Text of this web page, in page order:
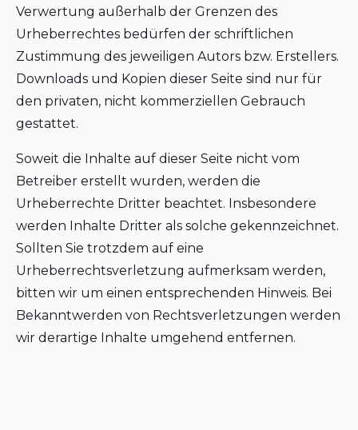
Verwertung außerhalb der Grenzen des
Urheberrechtes bedürfen der schriftlichen
Zustimmung des jeweiligen Autors bzw. Erstellers.
Downloads und Kopien dieser Seite sind nur für
den privaten, nicht kommerziellen Gebrauch
gestattet.
Soweit die Inhalte auf dieser Seite nicht vom
Betreiber erstellt wurden, werden die
Urheberrechte Dritter beachtet. Insbesondere
werden Inhalte Dritter als solche gekennzeichnet.
Sollten Sie trotzdem auf eine
Urheberrechtsverletzung aufmerksam werden,
bitten wir um einen entsprechenden Hinweis. Bei
Bekanntwerden von Rechtsverletzungen werden
wir derartige Inhalte umgehend entfernen.